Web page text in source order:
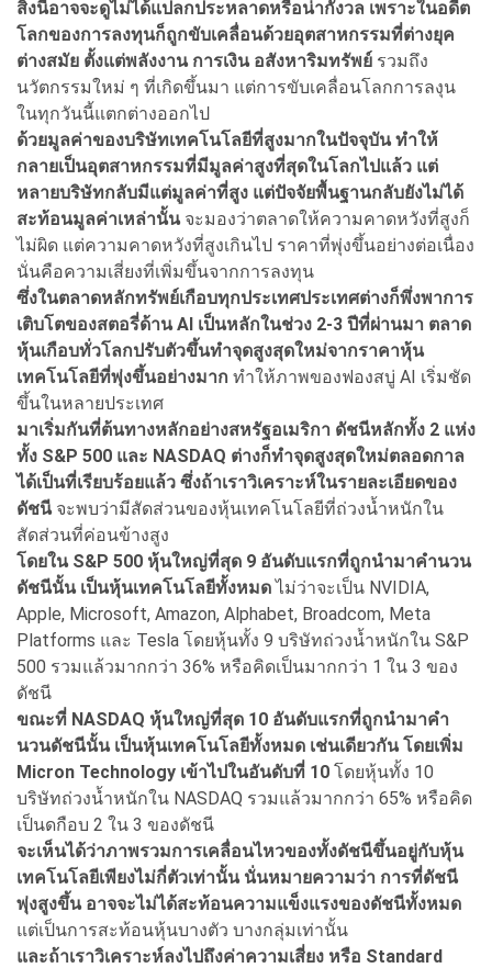
สิ่งนี้อาจจะดูไม่ได้แปลกประหลาดหรือน่ากังวล เพราะในอดีต
โลกของการลงทุนก็ถูกขับเคลื่อนด้วยอุตสาหกรรมที่ต่างยุค
ต่างสมัย ตั้งแต่พลังงาน การเงิน อสังหาริมทรัพย์ รวมถึง
นวัตกรรมใหม่ ๆ ที่เกิดขึ้นมา แต่การขับเคลื่อนโลกการลงุน
ในทุกวันนี้แตกต่างออกไป
ด้วยมูลค่าของบริษัทเทคโนโลยีที่สูงมากในปัจจุบัน ทำให้
กลายเป็นอุตสาหกรรมที่มีมูลค่าสูงที่สุดในโลกไปแล้ว แต่
หลายบริษัทกลับมีแต่มูลค่าที่สูง แต่ปัจจัยพื้นฐานกลับยังไม่ได้
สะท้อนมูลค่าเหล่านั้นจะมองว่าตลาดให้ความคาดหวังที่สูงก็
ไม่ผิด แต่ความคาดหวังที่สูงเกินไป ราคาที่พุ่งขึ้นอย่างต่อเนื่อง
นั่นคือความเสี่ยงที่เพิ่มขึ้นจากการลงทุน
ซึ่งในตลาดหลักทรัพย์เกือบทุกประเทศประเทศต่างก็พึ่งพาการ
เติบโตของสตอรี่ด้าน AI เป็นหลักในช่วง 2-3 ปีที่ผ่านมา ตลาด
หุ้นเกือบทั่วโลกปรับตัวขึ้นทำจุดสูงสุดใหม่จากราคาหุ้น
เทคโนโลยีที่พุ่งขึ้นอย่างมาก ทำให้ภาพของฟองสบู่ AI เริ่มชัด
ขึ้นในหลายประเทศ
มาเริ่มกันที่ต้นทางหลักอย่างสหรัฐอเมริกา ดัชนีหลักทั้ง 2 แห่ง
ทั้ง S&P 500 และ NASDAQ ต่างก็ทำจุดสูงสุดใหม่ตลอดกาล
ได้เป็นที่เรียบร้อยแล้ว ซึ่งถ้าเราวิเคราะห์ในรายละเอียดของ
ดัชนีจะพบว่ามีสัดส่วนของหุ้นเทคโนโลยีที่ถ่วงน้ำหนักใน
สัดส่วนที่ค่อนข้างสูง
โดยใน S&P 500 หุ้นใหญ่ที่สุด 9 อันดับแรกที่ถูกนำมาคำนวน
ดัชนีนั้น เป็นหุ้นเทคโนโลยีทั้งหมดไม่ว่าจะเป็น NVIDIA,
Apple, Microsoft, Amazon, Alphabet, Broadcom, Meta
Platforms และ Tesla โดยหุ้นทั้ง 9 บริษัทถ่วงน้ำหนักใน S&P
500 รวมแล้วมากกว่า 36% หรือคิดเป็นมากกว่า 1 ใน 3 ของ
ดัชนี
ขณะที่ NASDAQ หุ้นใหญ่ที่สุด 10 อันดับแรกที่ถูกนำมาคำ
นวนดัชนีนั้น เป็นหุ้นเทคโนโลยีทั้งหมด เช่นเดียวกัน โดยเพิ่ม
Micron Technology เข้าไปในอันดับที่ 10 โดยหุ้นทั้ง 10
บริษัทถ่วงน้ำหนักใน NASDAQ รวมแล้วมากกว่า 65% หรือคิด
เป็นดกือบ 2 ใน 3 ของดัชนี
จะเห็นได้ว่าภาพรวมการเคลื่อนไหวของทั้งดัชนีขึ้นอยู่กับหุ้น
เทคโนโลยีเพียงไม่กี่ตัวเท่านั้น นั่นหมายความว่า การที่ดัชนี
พุ่งสูงขึ้น อาจจะไม่ได้สะท้อนความแข็งแรงของดัชนีทั้งหมด
แต่เป็นการสะท้อนหุ้นบางตัว บางกลุ่มเท่านั้น
และถ้าเราวิเคราะห์ลงไปถึงค่าความเสี่ยง หรือ Standard